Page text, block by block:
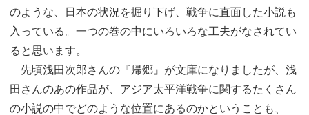
のような、日本の状況を掘り下げ、戦争に直面した小説も
入っている。一つの巻の中にいろいろな工夫がなされてい
ると思います。
先頃浅田次郎さんの『帰郷』が文庫になりましたが、浅
田さんのあの作品が、アジア太平洋戦争に関するたくさん
の小説の中でどのような位置にあるのかということも、